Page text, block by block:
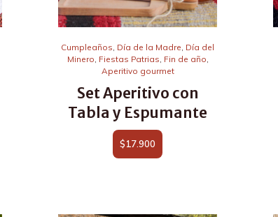
Cumpleaños Día de la Madre Día del
Minero Fiestas Patrias Fin de año
Aperitivo gourmet
Set Aperitivo con
Tabla y Espumante
$17.900